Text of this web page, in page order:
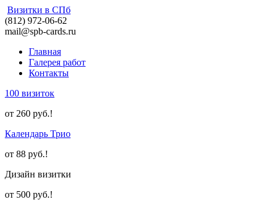
Визитки в СПб
(812) 972-06-62
mail@spb-cards.ru
Главная
Галерея работ
Контакты
100 визиток
от 260 руб.!
Календарь Трио
от 88 руб.!
Дизайн визитки
от 500 руб.!